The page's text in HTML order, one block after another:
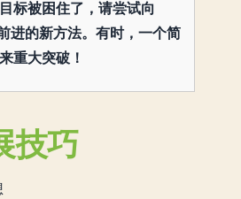
标被困住了，请尝试向
进的新方法。有时，一个简
重大突破！
技巧